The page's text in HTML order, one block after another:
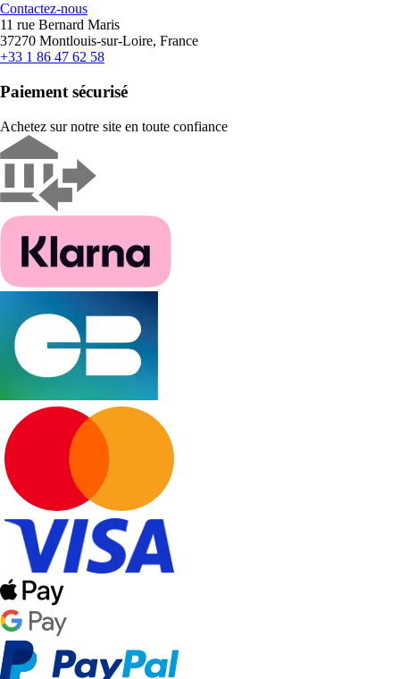
Contactez-nous
11 rue Bernard Maris
37270 Montlouis-sur-Loire, France
+33 1 86 47 62 58
Paiement sécurisé
Achetez sur notre site en toute confiance